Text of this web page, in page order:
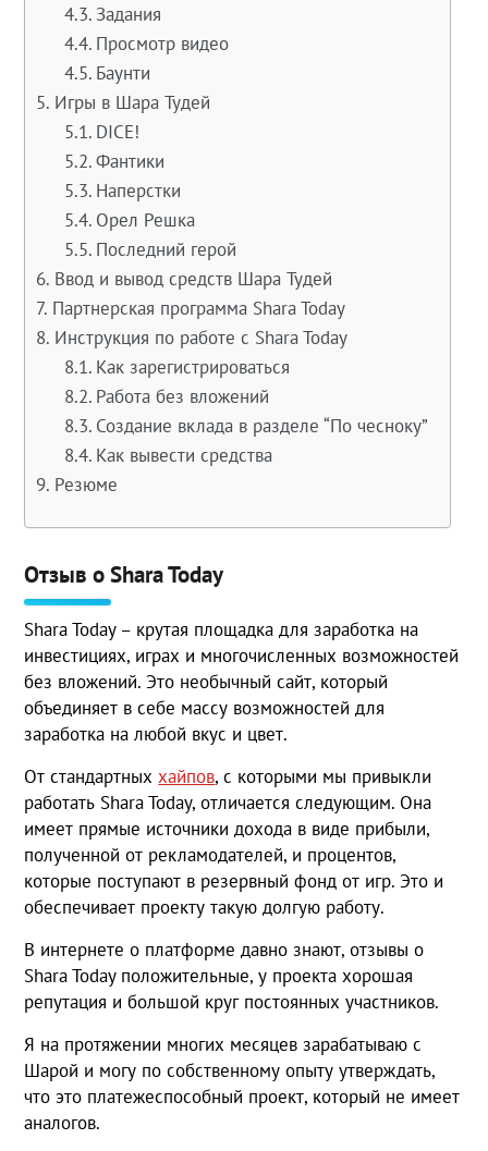
Задания
Просмотр видео
Баунти
Игры в Шара Тудей
DICE!
Фантики
Наперстки
Орел Решка
Последний герой
Ввод и вывод средств Шара Тудей
Партнерская программа Shara Today
Инструкция по работе с Shara Today
Как зарегистрироваться
Работа без вложений
Создание вклада в разделе “По чесноку”
Как вывести средства
Резюме
Отзыв о Shara Today
Shara Today – крутая площадка для заработка на
инвестициях, играх и многочисленных возможностей
без вложений. Это необычный сайт, который
объединяет в себе массу возможностей для
заработка на любой вкус и цвет.
От стандартныххайпов, с которыми мы привыкли
работать Shara Today, отличается следующим. Она
имеет прямые источники дохода в виде прибыли,
полученной от рекламодателей, и процентов,
которые поступают в резервный фонд от игр. Это и
обеспечивает проекту такую долгую работу.
В интернете о платформе давно знают, отзывы о
Shara Today положительные, у проекта хорошая
репутация и большой круг постоянных участников.
Я на протяжении многих месяцев зарабатываю с
Шарой и могу по собственному опыту утверждать,
что это платежеспособный проект, который не имеет
аналогов.